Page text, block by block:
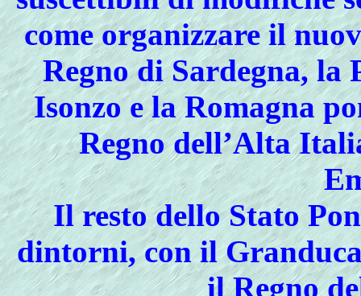
come organizzare il
Regno di Sardegna,
Isonzo e la Romagna
Regno dell’Alta
Il resto dello Stato
dintorni, con il
il Regno